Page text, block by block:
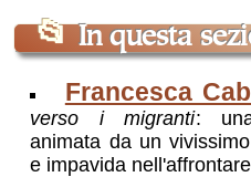
📂 In questa
Francesca
verso i migranti:
animata da un
e impavida